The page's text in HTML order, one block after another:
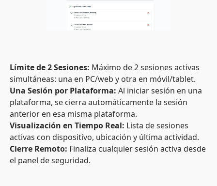
Límite de 2 Sesiones: Máximo de 2 sesiones activas
simultáneas: una en PC/web y otra en móvil/tablet.
Una Sesión por Plataforma: Al iniciar sesión en una
plataforma, se cierra automáticamente la sesión
anterior en esa misma plataforma.
Visualización en Tiempo Real: Lista de sesiones
activas con dispositivo, ubicación y última actividad.
Cierre Remoto: Finaliza cualquier sesión activa desde
el panel de seguridad.